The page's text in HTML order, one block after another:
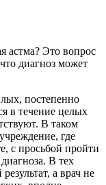
астма? Это вопрос
диагноз может
постепенно
в течение целых
В таком
где
с просьбой пройти
В тех
а врач не